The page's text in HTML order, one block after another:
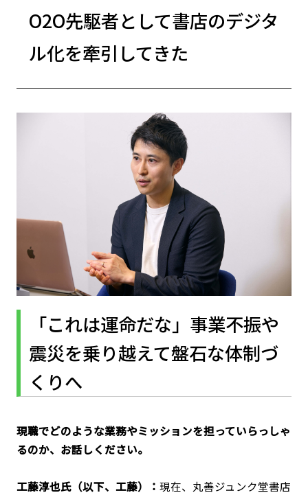
O2O先駆者として書店のデジタ
ル化を牽引してきた
「これは運命だな」事業不振や
震災を乗り越えて盤石な体制づ
くりへ
――現職でどのような業務やミッションを担っていらっしゃ
るのか、お話しください。
工藤淳也氏（以下、工藤）： 現在、丸善ジュンク堂書店